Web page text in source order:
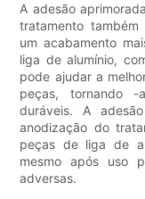
A adesão
tratamento
um acabamento
liga de alumínio,
pode ajudar a
peças, tornando -
duráveis. A
anodização do
peças de liga de
mesmo após uso
adversas.